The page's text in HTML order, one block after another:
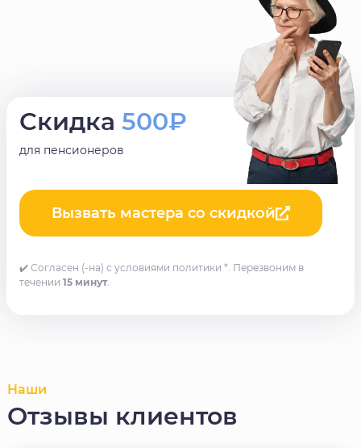
Скидка 500₽
для пенсионеров
Вызвать мастера со скидкой
✔️ Согласен (-на) с условиями политики *. Перезвоним в
течении 15 минут.
Наши
Отзывы клиентов